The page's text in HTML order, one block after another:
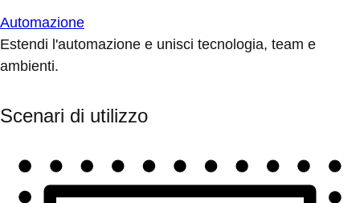
Automazione
Estendi l'automazione e unisci tecnologia, team e
ambienti.
Scenari di utilizzo